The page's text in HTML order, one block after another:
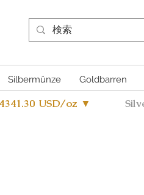
Silbermünze Goldbarren
USD/oz ▼